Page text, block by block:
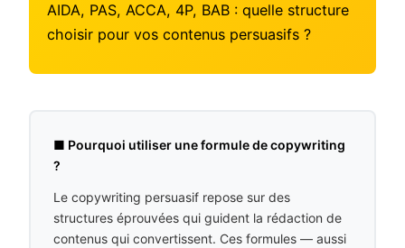
AIDA, PAS, ACCA, 4P, BAB : quelle structure
choisir pour vos contenus persuasifs ?
■ Pourquoi utiliser une formule de copywriting
?
Le copywriting persuasif repose sur des
structures éprouvées qui guident la rédaction de
contenus qui convertissent. Ces formules — aussi